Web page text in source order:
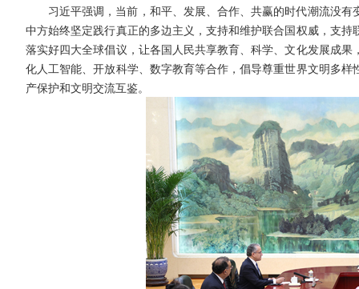
习近平强调，当前，和平、发展、合作、共赢的时代潮流没
中方始终坚定践行真正的多边主义，支持和维护联合国权威，支
落实好四大全球倡议，让各国人民共享教育、科学、文化发展成
化人工智能、开放科学、数字教育等合作，倡导尊重世界文明多
产保护和文明交流互鉴。